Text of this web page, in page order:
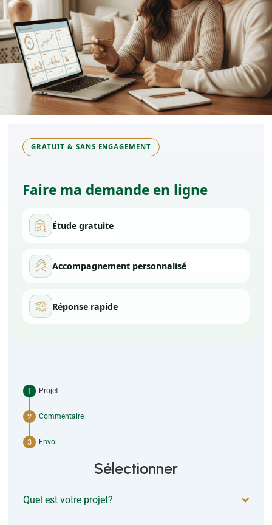
GRATUIT & SANS ENGAGEMENT
Faire ma demande en ligne
Étude gratuite
Accompagnement personnalisé
Réponse rapide
Projet
Commentaire
Envoi
Sélectionner
Quel est votre projet?